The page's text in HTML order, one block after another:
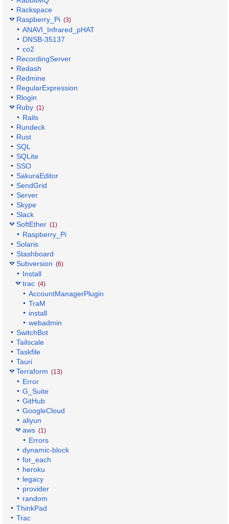
Rackspace
Raspberry_Pi (3)
ANAVI_Infrared_pHAT
DNSB-35137
co2
RecordingServer
Redash
Redmine
RegularExpression
Rlogin
Ruby (1)
Rails
Rundeck
Rust
SQL
SQLite
SSO
SakuraEditor
SendGrid
Server
Skype
Slack
SoftEther (1)
Raspberry_Pi
Solaris
Stashboard
Subversion (6)
Install
trac (4)
AccountManagerPlugin
TraM
install
webadmin
SwitchBot
Tailscale
Taskfile
Tauri
Terraform (13)
Error
G_Suite
GitHub
GoogleCloud
aliyun
aws (1)
Errors
dynamic-block
for_each
heroku
legacy
provider
random
ThinkPad
Trac